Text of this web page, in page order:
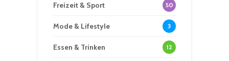
Freizeit & Sport 50
Mode & Lifestyle 3
Essen & Trinken 12